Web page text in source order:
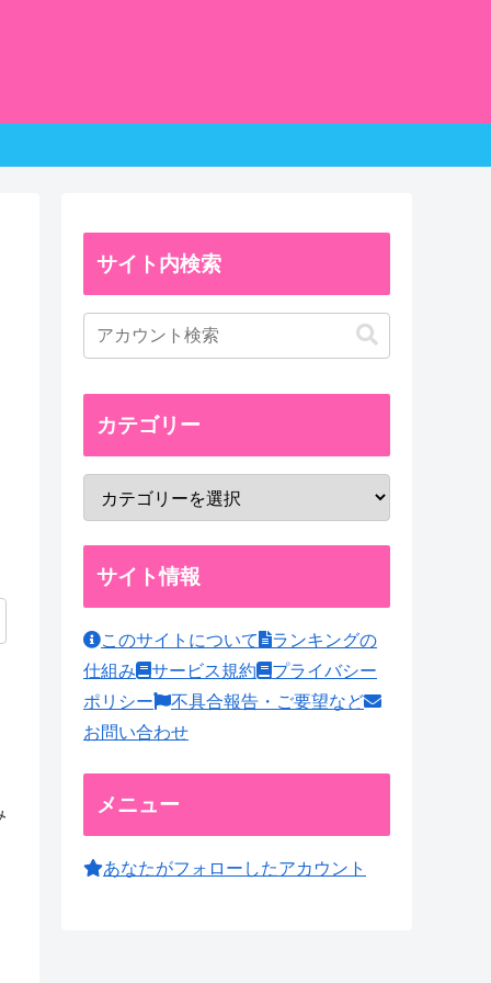
サイト内検索
カテゴリー
サイト情報
このサイトについて
ランキングの
仕組み
サービス規約
プライバシー
ポリシー
不具合報告・ご要望など
お問い合わせ
メニュー
あなたがフォローしたアカウント